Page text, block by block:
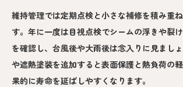
維持管理では定期点検と小さな補修を積み重
す。年に一度は目視点検でシームの浮きや裂
を確認し、台風後や大雨後は念入りに見まし
や遮熱塗装を追加すると表面保護と熱負荷の
果的に寿命を延ばしやすくなります。